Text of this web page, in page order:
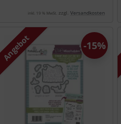
inkl. 19 % MwSt. zzgl. Versandkosten
Angebot -15%